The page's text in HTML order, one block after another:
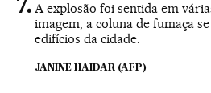
A explosão foi sentida em
imagem, a coluna de fumaça
edifícios da cidade.
JANINE HAIDAR (AFP)